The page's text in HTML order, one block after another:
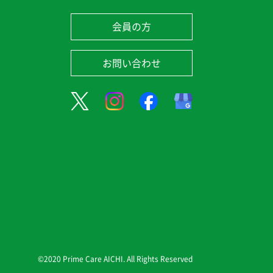
会員の方
お問い合わせ
©2020 Prime Care AICHI. All Rights Reserved